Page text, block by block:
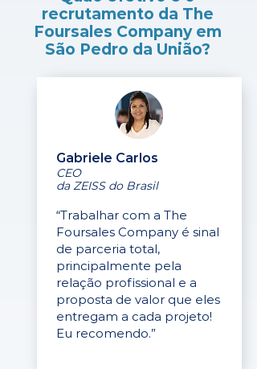
recrutamento da The
Foursales Company em
São Pedro da União?
Gabriele Carlos
CEO
da ZEISS do Brasil
“Trabalhar com a The
Foursales Company é sinal
de parceria total,
principalmente pela
relação profissional e a
proposta de valor que eles
entregam a cada projeto!
Eu recomendo.”